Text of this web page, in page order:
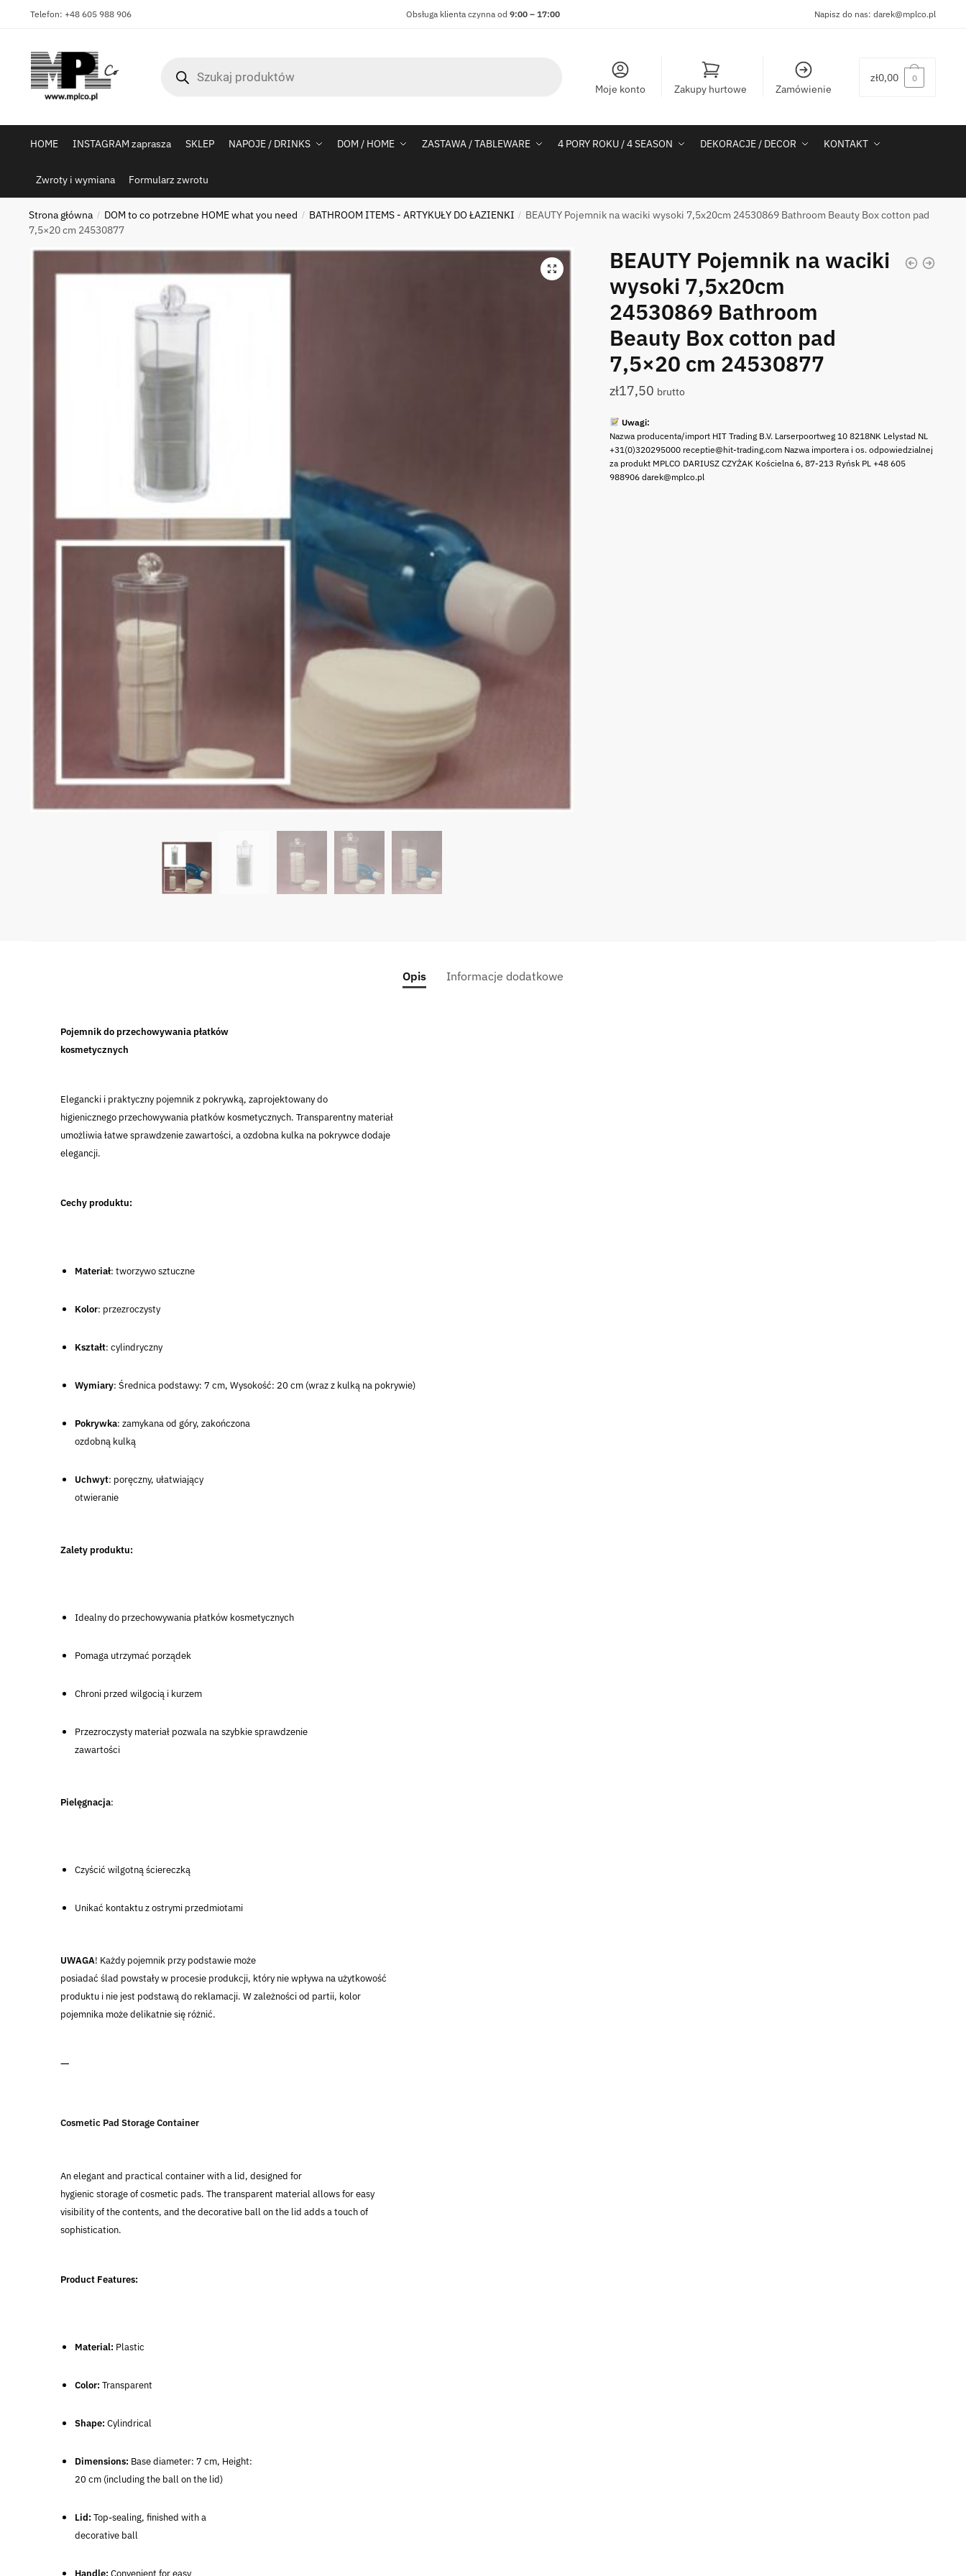
Telefon: +48 605 988 906 Obsługa klienta czynna od 9:00 – 17:00 Napisz do nas:darek@mplco.pl
produktów
Moje konto Zakupy hurtowe Zamówienie
zł0,00 0
HOME INSTAGRAM zaprasza SKLEP NAPOJE / DRINKS DOM / HOME ZASTAWA / TABLEWARE 4 PORY ROKU / 4 SEASON DEKORACJE / DECOR KONTAKT
Zwroty i wymiana Formularz zwrotu
Strona główna / DOM to co potrzebne HOME what you need / BATHROOM ITEMS - ARTYKUŁY DO ŁAZIENKI / BEAUTY Pojemnik na waciki wysoki 7,5x20cm 24530869 Bathroom Beauty Box cotton pad
7,5×20 cm 24530877
BEAUTY Pojemnik na waciki
wysoki 7,5x20cm
24530869 Bathroom
Beauty Box cotton pad
7,5×20 cm 24530877
zł17,50 brutto
Uwagi:
Nazwa producenta/import HIT Trading B.V. Larserpoortweg 10 8218NK Lelystad NL
+31(0)320295000 receptie@hit-trading.com Nazwa importera i os. odpowiedzialnej
za produkt MPLCO DARIUSZ CZYŻAK Kościelna 6, 87-213 Ryńsk PL +48 605
988906 darek@mplco.pl
Opis Informacje dodatkowe
Pojemnik do przechowywania płatków
kosmetycznych
Elegancki i praktyczny pojemnik z pokrywką, zaprojektowany do
higienicznego przechowywania płatków kosmetycznych. Transparentny materiał
umożliwia łatwe sprawdzenie zawartości, a ozdobna kulka na pokrywce dodaje
elegancji.
Cechy produktu:
Materiał: tworzywo sztuczne
Kolor: przezroczysty
Kształt: cylindryczny
Wymiary: Średnica podstawy: 7 cm, Wysokość: 20 cm (wraz z kulką na pokrywie)
Pokrywka: zamykana od góry, zakończona
ozdobną kulką
Uchwyt: poręczny, ułatwiający
otwieranie
Zalety produktu:
Idealny do przechowywania płatków kosmetycznych
Pomaga utrzymać porządek
Chroni przed wilgocią i kurzem
Przezroczysty materiał pozwala na szybkie sprawdzenie
zawartości
Pielęgnacja:
Czyścić wilgotną ściereczką
Unikać kontaktu z ostrymi przedmiotami
UWAGA! Każdy pojemnik przy podstawie może
posiadać ślad powstały w procesie produkcji, który nie wpływa na użytkowość
produktu i nie jest podstawą do reklamacji. W zależności od partii, kolor
pojemnika może delikatnie się różnić.
—
Cosmetic Pad Storage Container
An elegant and practical container with a lid, designed for
hygienic storage of cosmetic pads. The transparent material allows for easy
visibility of the contents, and the decorative ball on the lid adds a touch of
sophistication.
Product Features:
Material: Plastic
Color: Transparent
Shape: Cylindrical
Dimensions: Base diameter: 7 cm, Height:
20 cm (including the ball on the lid)
Lid: Top-sealing, finished with a
decorative ball